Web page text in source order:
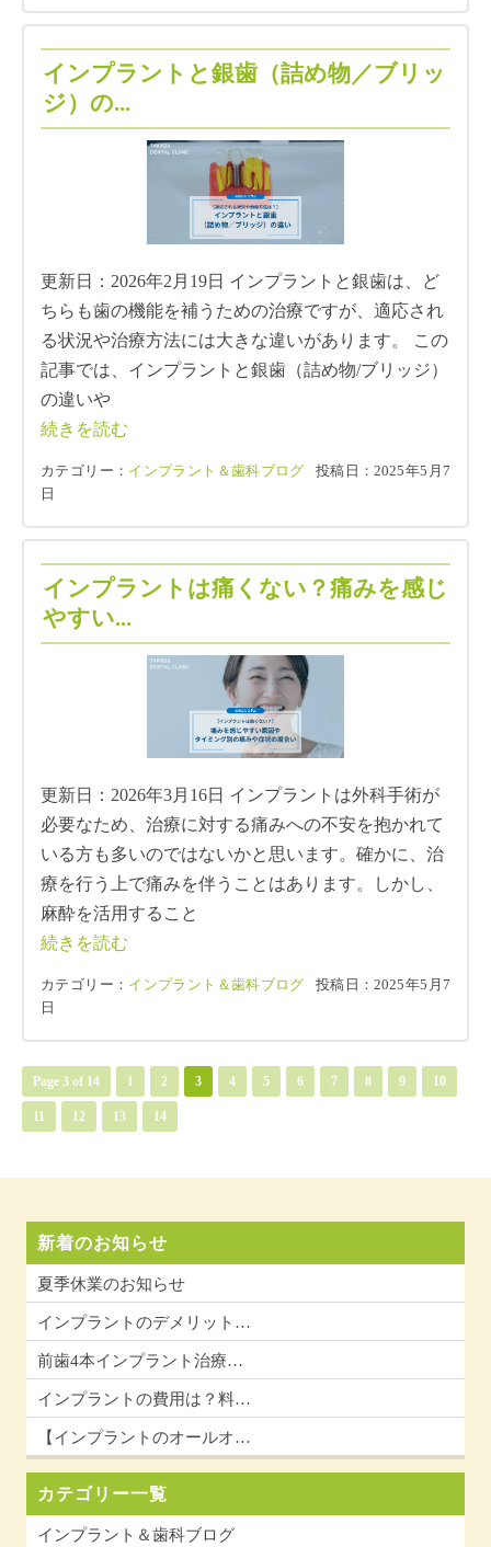
インプラントと銀歯（詰め物／ブリッ
ジ）の...
更新日：2026年2月19日 インプラントと銀歯は、ど
ちらも歯の機能を補うための治療ですが、適応され
る状況や治療方法には大きな違いがあります。 この
記事では、インプラントと銀歯（詰め物/ブリッジ）
の違いや
続きを読む
カテゴリー： インプラント＆歯科ブログ 投稿日：2025年5月7
日
インプラントは痛くない？痛みを感じ
やすい...
更新日：2026年3月16日 インプラントは外科手術が
必要なため、治療に対する痛みへの不安を抱かれて
いる方も多いのではないかと思います。確かに、治
療を行う上で痛みを伴うことはあります。しかし、
麻酔を活用すること
続きを読む
カテゴリー： インプラント＆歯科ブログ 投稿日：2025年5月7
日
Page 3 of 14 1 2 3 4 5 6 7 8 9 10
11 12 13 14
新着のお知らせ
夏季休業のお知らせ
インプラントのデメリット…
前歯4本インプラント治療…
インプラントの費用は？料…
【インプラントのオールオ…
カテゴリー一覧
インプラント＆歯科ブログ